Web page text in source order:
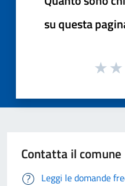
su questa
Contatta il comune
Leggi le domande